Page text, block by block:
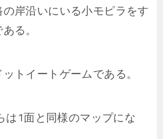
岸沿いにいる小モピラをす
る。
トイートゲームである。
1面と同様のマップにな